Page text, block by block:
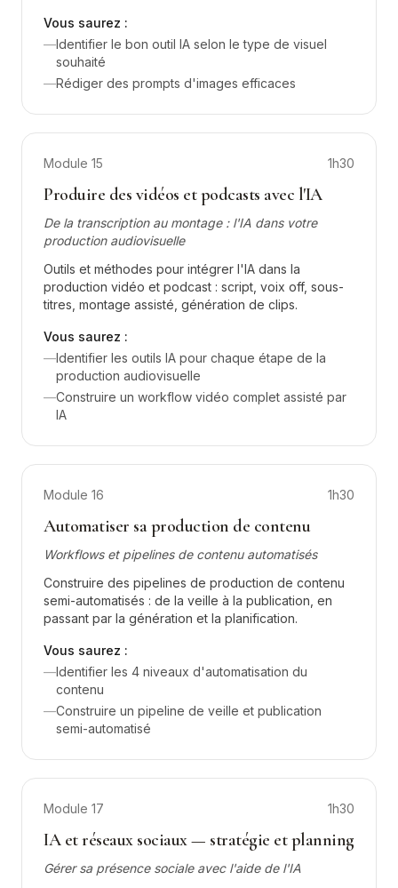
Vous saurez :
—Identifier le bon outil IA selon le type de visuel
souhaité
—Rédiger des prompts d'images efficaces
Module 15 1h30
Produire des vidéos et podcasts avec l'IA
De la transcription au montage : l'IA dans votre
production audiovisuelle
Outils et méthodes pour intégrer l'IA dans la
production vidéo et podcast : script, voix off, sous-
titres, montage assisté, génération de clips.
Vous saurez :
—Identifier les outils IA pour chaque étape de la
production audiovisuelle
—Construire un workflow vidéo complet assisté par
IA
Module 16 1h30
Automatiser sa production de contenu
Workflows et pipelines de contenu automatisés
Construire des pipelines de production de contenu
semi-automatisés : de la veille à la publication, en
passant par la génération et la planification.
Vous saurez :
—Identifier les 4 niveaux d'automatisation du
contenu
—Construire un pipeline de veille et publication
semi-automatisé
Module 17 1h30
IA et réseaux sociaux — stratégie et planning
Gérer sa présence sociale avec l'aide de l'IA